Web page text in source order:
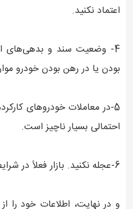
اعتماد نکنید.
4- وضعیت سند و بدهی‌های
بودن یا در رهن بودن خودرو
5-در معاملات خودروهای
احتمالی بسیار ناچیز است.
6-عجله نکنید. بازار فعلاً در شرایط جهش ناگهانی قرار ندارد. تصمیم هیجانی معمولاً به ضرر خریدار تمام می‌شود.
و در نهایت، اطلاعات خود را